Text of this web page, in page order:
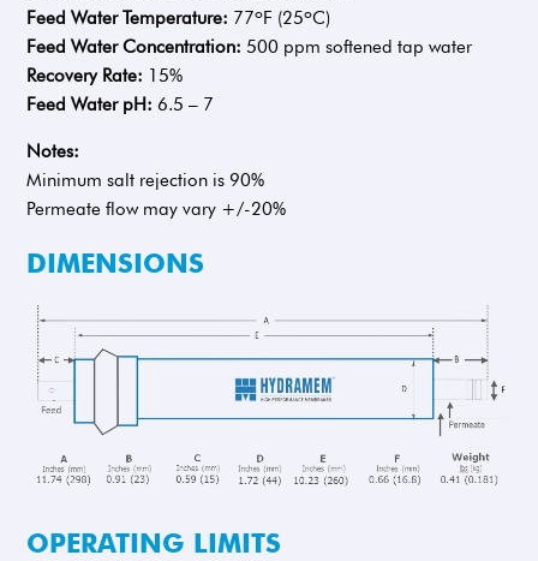
Feed Water Temperature: 77oF (25oC)
Feed Water Concentration: 500 ppm softened tap water
Recovery Rate: 15%
Feed Water pH: 6.5 – 7
Notes:
Minimum salt rejection is 90%
Permeate flow may vary +/-20%
DIMENSIONS
OPERATING LIMITS